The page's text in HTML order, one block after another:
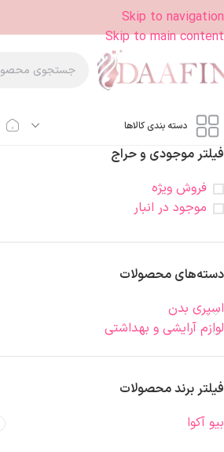
Skip to navigation
Skip to main content
دسته بندی کالاها
فیلتر موجودی و حراج
فروش ویژه
موجود در انبار
دسته‌های محصولات
اسپری بدن
لوازم آرایشی و بهداشتی
فیلتر برند محصولات
بیو آکوا